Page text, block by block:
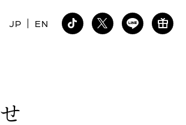
JP EN
せ